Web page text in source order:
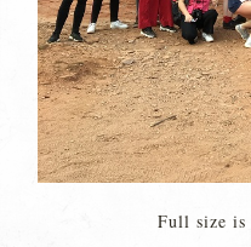
Full size is